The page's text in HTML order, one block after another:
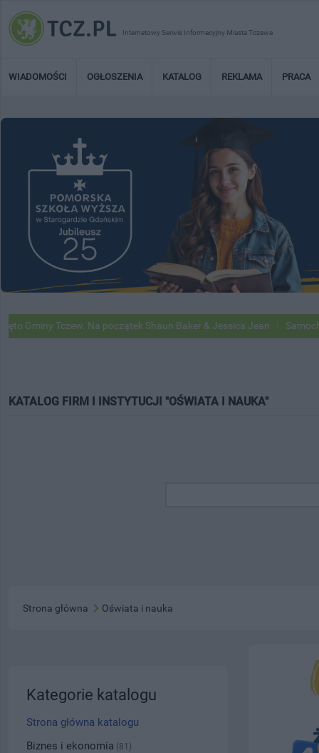
Internetowy Serwis Informacyjny Miasta Tczewa
WIADOMOŚCI OGŁOSZENIA KATALOG REKLAMA PRACA
Tczew. Na początek Shaun Baker & Jessica Jean Samochody
KATALOG FIRM I INSTYTUCJI "OŚWIATA I NAUKA"
Strona główna Oświata i nauka
Kategorie katalogu
Strona główna katalogu
Biznes i ekonomia (81)